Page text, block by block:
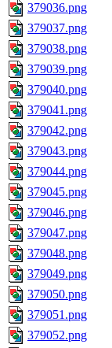
379036.png
379037.png
379038.png
379039.png
379040.png
379041.png
379042.png
379043.png
379044.png
379045.png
379046.png
379047.png
379048.png
379049.png
379050.png
379051.png
379052.png